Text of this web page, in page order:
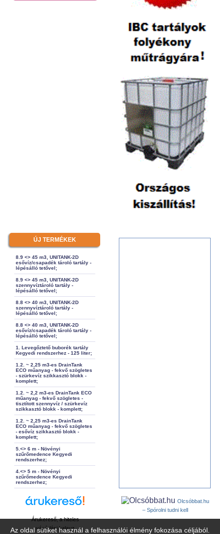
Az oldal sütiket használ a felhasználói élmény fokozása céljából.
ÚJ TERMÉKEK
8.9 <> 45 m3, UNITANK-2D
esővíz/csapadék tároló tartály -
lépésálló tetővel;
8.9 <> 45 m3, UNITANK-2D
szennyvíztároló tartály -
lépésálló tetővel;
8.8 <> 40 m3, UNITANK-2D
szennyvíztároló tartály -
lépésálló tetővel;
8.8 <> 40 m3, UNITANK-2D
esővíz/csapadék tároló tartály -
lépésálló tetővel;
1. Levegőztető buborék tartály
Kegyedi rendszerhez - 125 liter;
1.2. ~ 2,25 m3-es DrainTank
ECO műanyag - fekvő szögletes
- szürkevíz szikkasztó blokk -
komplett;
1.2. ~ 2,2 m3-es DrainTank ECO
műanyag - fekvő szögletes -
tisztított szennyvíz / szürkevíz
szikkasztó blokk - komplett;
1.2. ~ 2,25 m3-es DrainTank
ECO műanyag - fekvő szögletes
- esővíz szikkasztó blokk -
komplett;
5.<> 6 m - Növényi
szűrőmedence Kegyedi
rendszerhez;
4.<> 5 m - Növényi
szűrőmedence Kegyedi
rendszerhez;
Árukereső, a hiteles
vásárlási kalauz
Olcsóbbat.hu
– Spórolni tudni kell